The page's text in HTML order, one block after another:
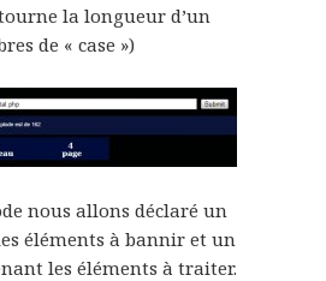
la longueur d’un
de « case »)
nous allons déclaré un
éléments à bannir et un
les éléments à traiter.